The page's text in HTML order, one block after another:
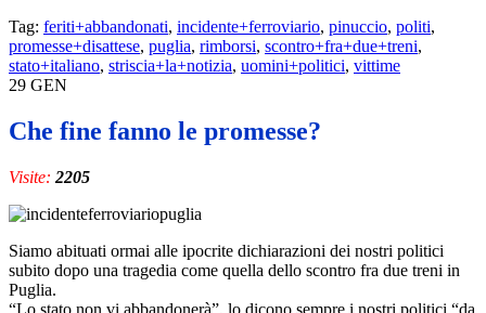
Tag: feriti+abbandonati, incidente+ferroviario, pinuccio, politi,
promesse+disattese, puglia, rimborsi, scontro+fra+due+treni,
stato+italiano, striscia+la+notizia, uomini+politici, vittime
29 GEN
Che fine fanno le promesse?
Visite: 2205
Siamo abituati ormai alle ipocrite dichiarazioni dei nostri politici
subito dopo una tragedia come quella dello scontro fra due treni in
Puglia.
“Lo stato non vi abbandonerà”, lo dicono sempre i nostri politici “da